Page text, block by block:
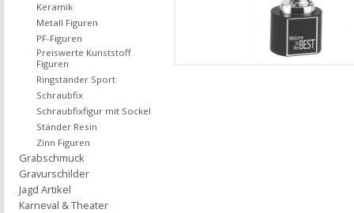
Keramik
Metall Figuren
PF-Figuren
Preiswerte Kunststoff
Figuren
Ringständer Sport
Schraubfix
Schraubfixfigur mit Sockel
Ständer Resin
Zinn Figuren
Grabschmuck
Gravurschilder
Jagd Artikel
Karneval & Theater